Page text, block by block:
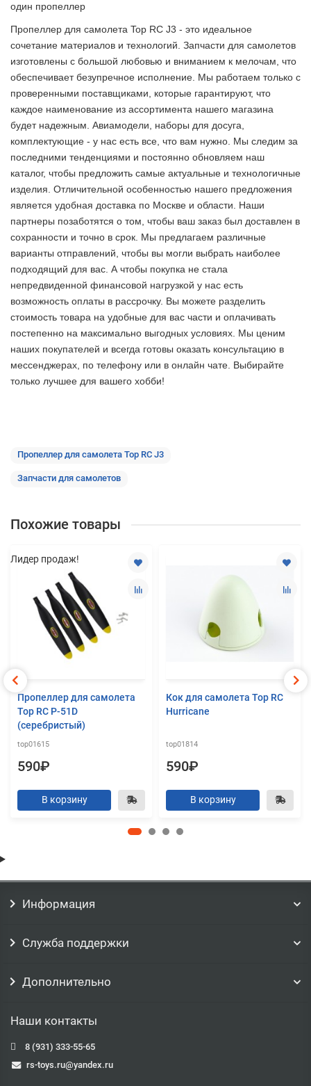
один пропеллер
Пропеллер для самолета Top RC J3 - это идеальное
сочетание материалов и технологий. Запчасти для самолетов
изготовлены с большой любовью и вниманием к мелочам, что
обеспечивает безупречное исполнение. Мы работаем только с
проверенными поставщиками, которые гарантируют, что
каждое наименование из ассортимента нашего магазина
будет надежным. Авиамодели, наборы для досуга,
комплектующие - у нас есть все, что вам нужно. Мы следим за
последними тенденциями и постоянно обновляем наш
каталог, чтобы предложить самые актуальные и технологичные
изделия. Отличительной особенностью нашего предложения
является удобная доставка по Москве и области. Наши
партнеры позаботятся о том, чтобы ваш заказ был доставлен в
сохранности и точно в срок. Мы предлагаем различные
варианты отправлений, чтобы вы могли выбрать наиболее
подходящий для вас. А чтобы покупка не стала
непредвиденной финансовой нагрузкой у нас есть
возможность оплаты в рассрочку. Вы можете разделить
стоимость товара на удобные для вас части и оплачивать
постепенно на максимально выгодных условиях. Мы ценим
наших покупателей и всегда готовы оказать консультацию в
мессенджерах, по телефону или в онлайн чате. Выбирайте
только лучшее для вашего хобби!
Пропеллер для самолета Top RC J3
Запчасти для самолетов
Похожие товары
Лидер продаж!
Пропеллер для самолета
Top RC P-51D
(серебристый)
top01615
590₽
В корзину
Кок для самолета Top RC
Hurricane
top01814
590₽
В корзину
2 недели
Информация
Служба поддержки
Дополнительно
Наши контакты
8 (931) 333-55-65
rs-toys.ru@yandex.ru